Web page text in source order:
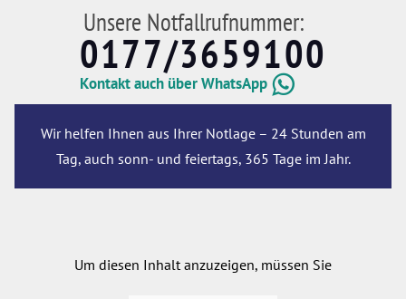
Unsere Notfallrufnummer:
0177/3659100
Kontakt auch über WhatsApp
Wir helfen Ihnen aus Ihrer Notlage – 24 Stunden am
Tag, auch sonn- und feiertags, 365 Tage im Jahr.
Um diesen Inhalt anzuzeigen, müssen Sie